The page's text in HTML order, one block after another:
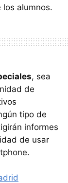
alumnos.
, sea
de
tipo de
informes
de usar